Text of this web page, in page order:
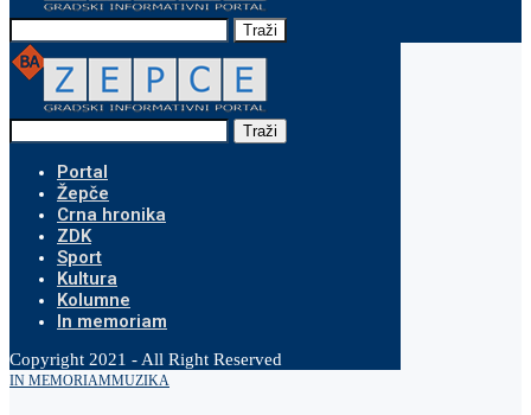
Traži
Traži
Portal
Žepče
Crna hronika
ZDK
Sport
Kultura
Kolumne
In memoriam
Copyright 2021 - All Right Reserved
IN MEMORIAMMUZIKA